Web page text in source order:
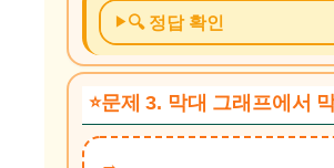
🔍 정답 확인
문제 3. 막대 그래프에서